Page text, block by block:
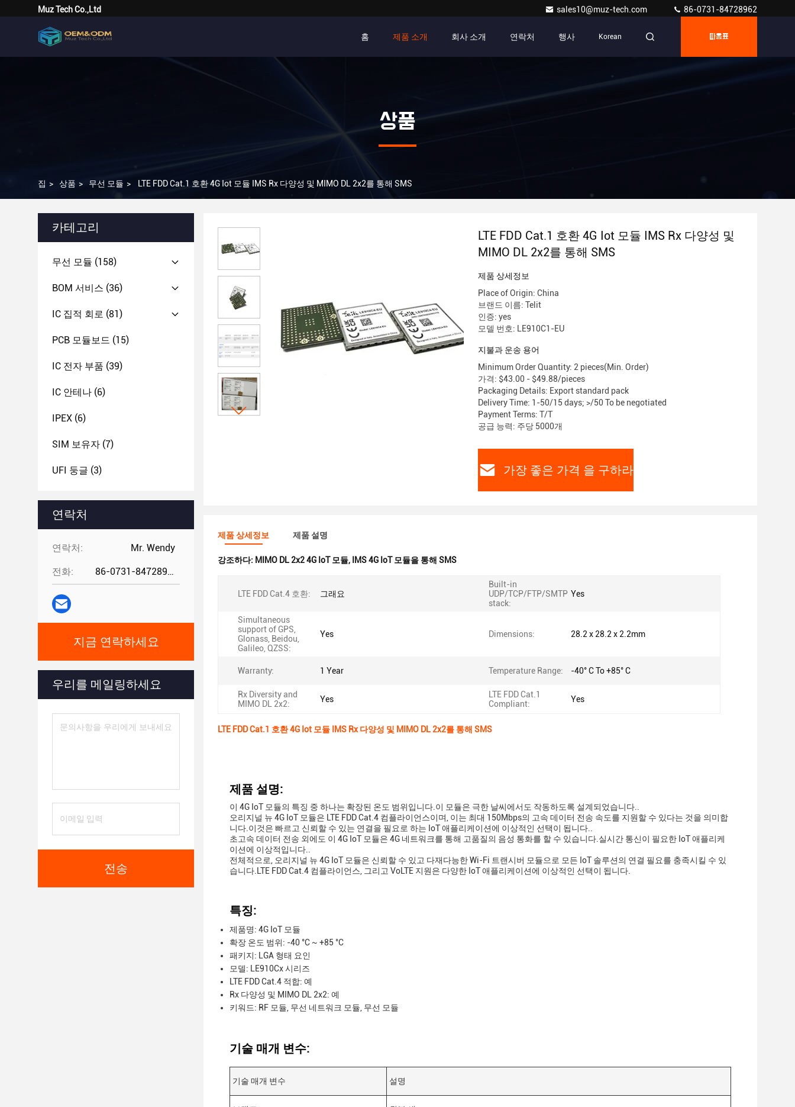
Muz Tech Co.,Ltd sales10@muz-tech.com 86-0731-84728962
홈 제품 소개 회사 소개 연락처 행사 Korean 따옴표
상품
집 > 상품 > 무선 모듈 > LTE FDD Cat.1 호환 4G Iot 모듈 IMS Rx 다양성 및 MIMO DL 2x2를 통해 SMS
카테고리
무선 모듈 (158)
BOM 서비스 (36)
IC 집적 회로 (81)
PCB 모듈보드 (15)
IC 전자 부품 (39)
IC 안테나 (6)
IPEX (6)
SIM 보유자 (7)
UFI 둥글 (3)
연락처
연락처: Mr. Wendy
전화: 86-0731-84728962
지금 연락하세요
우리를 메일링하세요
전송
LTE FDD Cat.1 호환 4G Iot 모듈 IMS Rx 다양성 및
MIMO DL 2x2를 통해 SMS
제품 상세정보
Place of Origin: China
브랜드 이름: Telit
인증: yes
모델 번호: LE910C1-EU
지불과 운송 용어
Minimum Order Quantity: 2 pieces(Min. Order)
가격: $43.00 - $49.88/pieces
Packaging Details: Export standard pack
Delivery Time: 1-50/15 days; >/50 To be negotiated
Payment Terms: T/T
공급 능력: 주당 5000개
가장 좋은 가격 을 구하라
제품 상세정보 제품 설명
강조하다: MIMO DL 2x2 4G IoT 모듈, IMS 4G IoT 모듈을 통해 SMS
LTE FDD Cat.4 호환: 그래요
Built-in
UDP/TCP/FTP/SMTP
stack:
Yes
Simultaneous
support of GPS,
Glonass, Beidou,
Galileo, QZSS:
Yes Dimensions: 28.2 x 28.2 x 2.2mm
Warranty: 1 Year Temperature Range: -40° C To +85° C
Rx Diversity and
MIMO DL 2x2:
Yes
LTE FDD Cat.1
Compliant:
Yes
LTE FDD Cat.1 호환 4G Iot 모듈 IMS Rx 다양성 및 MIMO DL 2x2를 통해 SMS
제품 설명:
이 4G IoT 모듈의 특징 중 하나는 확장된 온도 범위입니다.이 모듈은 극한 날씨에서도 작동하도록 설계되었습니다..
오리지널 뉴 4G IoT 모듈은 LTE FDD Cat.4 컴플라이언스이며, 이는 최대 150Mbps의 고속 데이터 전송 속도를 지원할 수 있다는 것을 의미합
니다.이것은 빠르고 신뢰할 수 있는 연결을 필요로 하는 IoT 애플리케이션에 이상적인 선택이 됩니다..
초고속 데이터 전송 외에도 이 4G IoT 모듈은 4G 네트워크를 통해 고품질의 음성 통화를 할 수 있습니다.실시간 통신이 필요한 IoT 애플리케
이션에 이상적입니다..
전체적으로, 오리지널 뉴 4G IoT 모듈은 신뢰할 수 있고 다재다능한 Wi-Fi 트랜시버 모듈으로 모든 IoT 솔루션의 연결 필요를 충족시킬 수 있
습니다.LTE FDD Cat.4 컴플라이언스, 그리고 VoLTE 지원은 다양한 IoT 애플리케이션에 이상적인 선택이 됩니다.
특징:
제품명: 4G IoT 모듈
확장 온도 범위: -40 °C ~ +85 °C
패키지: LGA 형태 요인
모델: LE910Cx 시리즈
LTE FDD Cat.4 적합: 예
Rx 다양성 및 MIMO DL 2x2: 예
키워드: RF 모듈, 무선 네트워크 모듈, 무선 모듈
기술 매개 변수:
기술 매개 변수 설명